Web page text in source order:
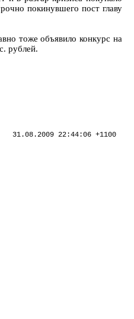
покинувшего пост главу
тоже объявило конкурс на
рублей.
31.08.2009 22:44:06 +1100